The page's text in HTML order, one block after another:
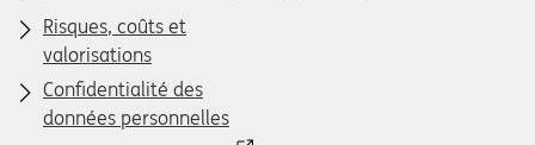
Risques, coûts et
valorisations
Confidentialité des
données personnelles